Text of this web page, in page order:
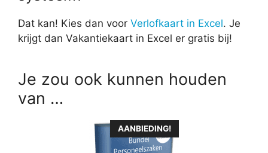
Dat kan! Kies dan voor Verlofkaart in Excel. Je
krijgt dan Vakantiekaart in Excel er gratis bij!
Je zou ook kunnen houden
van …
AANBIEDING!